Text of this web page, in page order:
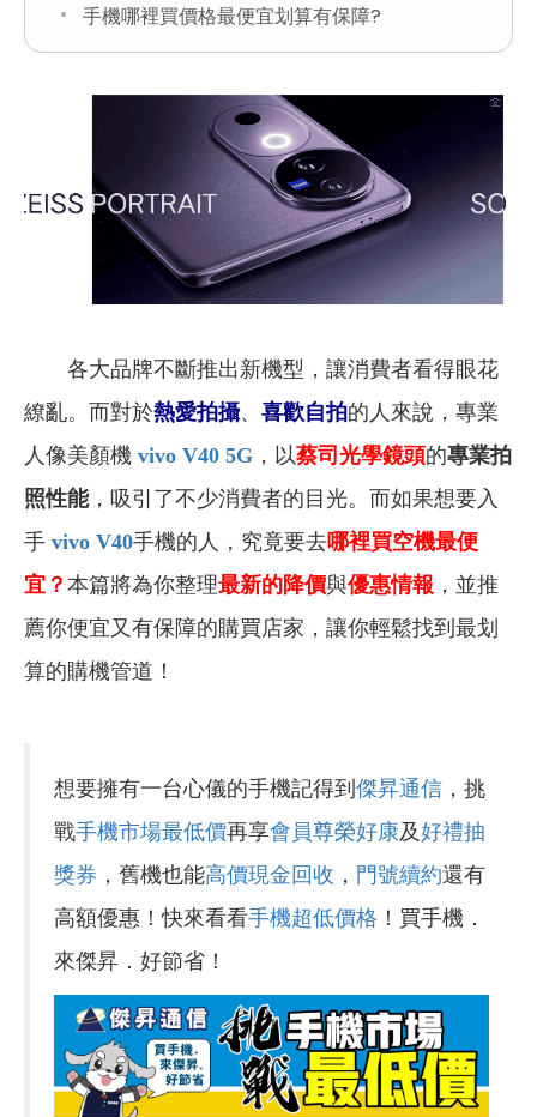
手機哪裡買價格最便宜划算有保障?
各大品牌不斷推出新機型，讓消費者看得眼花
繚亂。而對於熱愛拍攝、 喜歡自拍的人來說，專業
人像美顏機 vivo V40 5G ，以蔡司光學鏡頭的專業拍
照性能，吸引了不少消費者的目光。而如果想要入
手 vivo V40手機的人，究竟要去哪裡買空機最便
宜？ 本篇將為你整理最新的降價與優惠情報 ，並推
薦你便宜又有保障的購買店家，讓你輕鬆找到最划
算的購機管道！
想要擁有一台心儀的手機記得到 傑昇通信 ，挑
戰手機市場最低價再享會員尊榮好康及好禮抽
獎券 ，舊機也能高價現金回收 ， 門號續約還有
高額優惠！快來看看手機超低價格 ！買手機．
來傑昇．好節省！